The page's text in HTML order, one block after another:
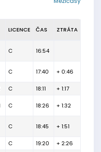
LICENCE ČAS ZTRÁTA
C 16:54
C 17:40 + 0:46
C 18:11 + 1:17
C 18:26 + 1:32
C 18:45 + 1:51
C 19:20 + 2:26